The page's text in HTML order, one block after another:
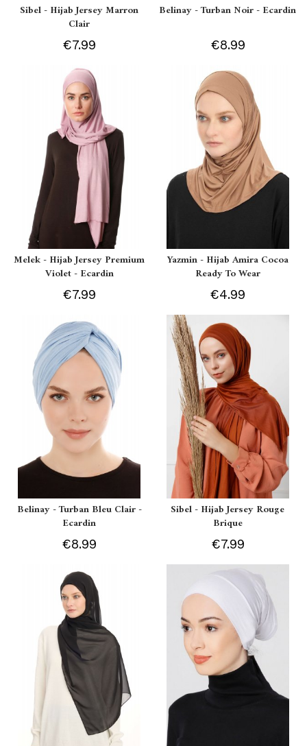
Sibel - Hijab Jersey Marron
Clair
€7.99
Belinay - Turban Noir - Ecardin
€8.99
Melek - Hijab Jersey Premium
Violet - Ecardin
€7.99
Yazmin - Hijab Amira Cocoa
Ready To Wear
€4.99
Belinay - Turban Bleu Clair -
Ecardin
€8.99
Sibel - Hijab Jersey Rouge
Brique
€7.99